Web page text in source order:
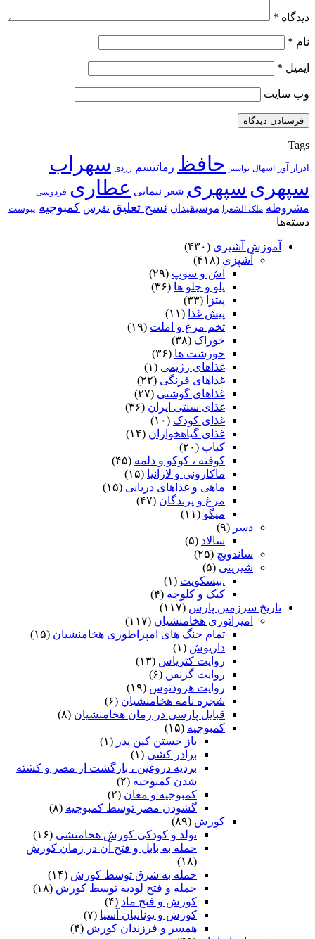
دیدگاه *
نام *
ایمیل *
وب‌ سایت
Tags
ادرار آور اسهال بواسیر حافظ رماتیسم زردی سهراب
سپهری سپهری شعر نیمایی عطاری فردوسی
مشروطه ملک الشعرا موسیقیدان نسخ تعلیق نقرس کمبوجیه یبوست
دسته‌ها
آموزش آشپزی (۴۳۰)
آشپزی (۴۱۸)
آش و سوپ (۲۹)
پلو و چلو ها (۳۶)
پیتزا
(۳۳)
پیش غذا (۱۱)
تخم مرغ و املت (۱۹)
خوراک (۳۸)
خورشت ها (۳۶)
غذاهای رژیمی (۱)
غذاهای فرنگی (۲۲)
غذاهای گوشتی (۲۷)
غذای سنتی ایران (۳۶)
غذای کودک (۱۰)
غذای گیاهخواران (۱۴)
کباب (۲۰)
کوفته ، کوکو و دلمه (۴۵)
ماکارونی و لازانیا (۱۵)
ماهی و غذاهای دریایی (۱۵)
مرغ و پرندگان (۴۷)
میگو (۱۱)
دسر (۹)
سالاد (۵)
ساندویچ (۲۵)
شیرینی (۵)
.بیسکویت (۱)
کیک و کلوچه (۴)
تاریخ سرزمین پارس (۱۱۷)
امپراتوری هخامنشیان (۱۱۷)
تمام جنگ های امپراطوری هخامنشیان (۱۵)
داریوش (۱)
روایت کتزیاس (۱۳)
روایت گزنفن (۶)
روایت هرودتوس (۱۹)
شجره نامه هخامنشیان (۶)
قبایل پارسی در زمان هخامنشیان (۸)
کمبوجیه (۱۵)
باز جستن کین پدر (۱)
برادر کشی (۱)
بردیه دروغین ، بازگشت از مصر و کشته
شدن کمبوجیه (۲)
کمبوجیه و مغان (۲)
گشودن مصر توسط کمبوجیه (۸)
کورش (۸۹)
تولد و کودکی کورش هخامنشی (۱۶)
حمله به بابل و فتح آن در زمان کورش
(۱۸)
حمله به شرق توسط کورش (۱۴)
حمله و فتح لودیه توسط کورش (۱۸)
کورش و فتح ماد (۴)
کورش و یونانیان آسیا (۷)
همسر و فرزندان کورش (۴)